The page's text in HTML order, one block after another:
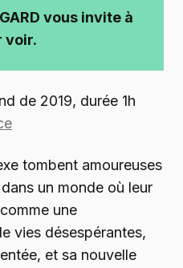
vous invite à
voir.
de 2019, durée 1h
tombent amoureuses
dans un monde où leur
une
vies désespérantes,
et sa nouvelle